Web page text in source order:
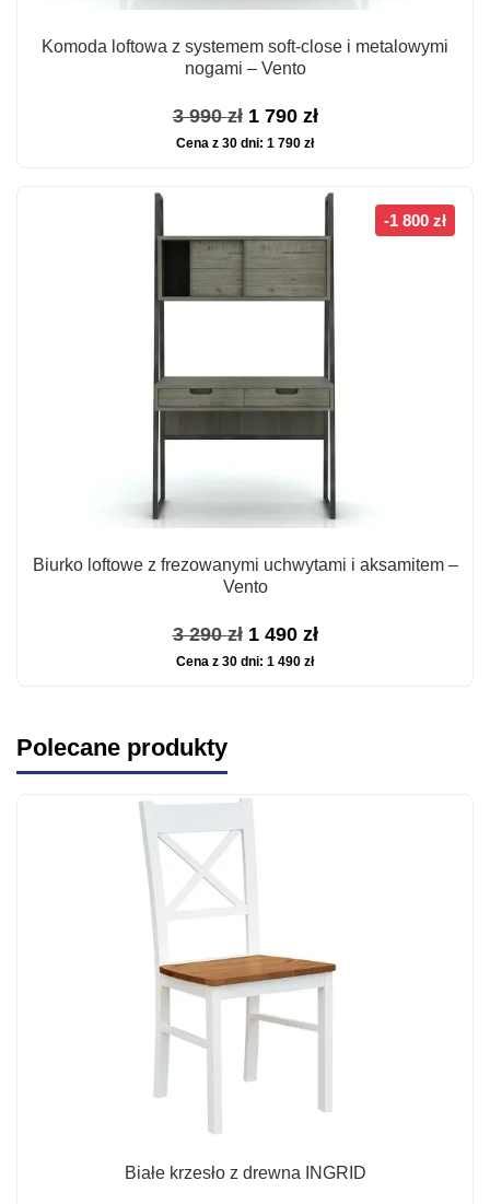
Komoda loftowa z systemem soft-close i metalowymi
nogami – Vento
3 990zł Pierwotna
cena
990 zł.
1 790 złAktualna
790 zł.
Cena z 30 dni: 1 790 zł
-1 800 zł
Biurko loftowe z frezowanymi uchwytami i aksamitem –
Vento
3 290zł Pierwotna
cena
1 490 złAktualna
Cena z 30 dni: 1 490 zł
Polecane produkty
Białe krzesło z drewna INGRID